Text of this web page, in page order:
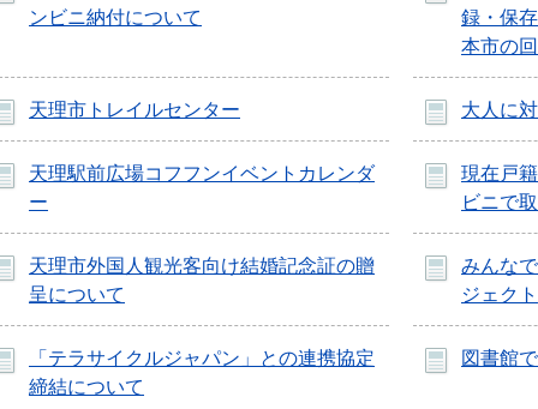
ンビニ納付について
録・保
本市の
天理市トレイルセンター 大人に
天理駅前広場コフフンイベントカレンダ
ー
現在戸
ビニで
天理市外国人観光客向け結婚記念証の贈
呈について
みんな
ジェクト
「テラサイクルジャパン」との連携協定
締結について
図書館